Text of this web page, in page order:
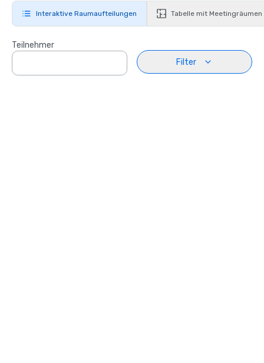
Interaktive Raumaufteilungen Tabelle mit Meetingräumen
Teilnehmer
Filter